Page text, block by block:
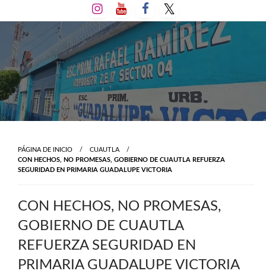
al
contenido
PÁGINA DE INICIO
CUAUTLA
CON HECHOS, NO PROMESAS, GOBIERNO DE CUAUTLA REFUERZA
SEGURIDAD EN PRIMARIA GUADALUPE VICTORIA
CON HECHOS, NO PROMESAS,
GOBIERNO DE CUAUTLA
REFUERZA SEGURIDAD EN
PRIMARIA GUADALUPE VICTORIA